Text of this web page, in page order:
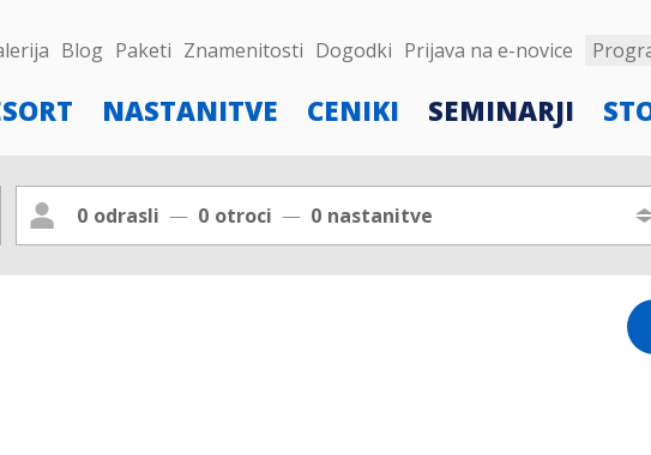
Blog Paketi Znamenitosti Dogodki Prijava na e-novice
NASTANITVE CENIKI SEMINARJI
0 odrasli 0 otroci 0 nastanitve